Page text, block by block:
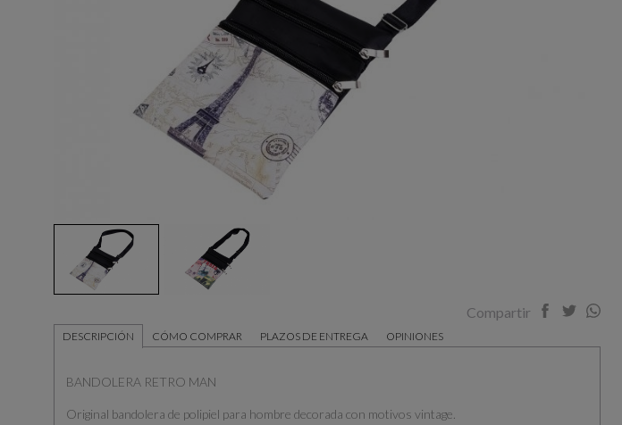
Compartir
DESCRIPCIÓN CÓMO COMPRAR PLAZOS DE ENTREGA OPINIONES
BANDOLERA RETRO MAN
Original bandolera de polipiel para hombre decorada con motivos vintage.